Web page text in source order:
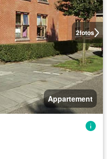
2fotos
Appartement